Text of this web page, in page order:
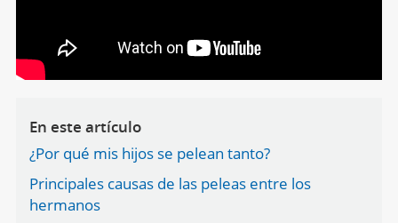
En este artículo
¿Por qué mis hijos se pelean tanto?
Principales causas de las peleas entre los
hermanos